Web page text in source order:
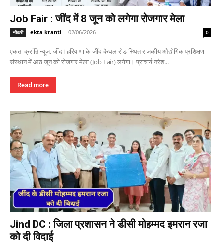
Job Fair : जींद में 8 जून को लगेगा रोजगार मेला
नौकरी ekta kranti - 02/06/2026 0
एकता क्रांति न्यूज, जींद।हरियाणा के जींद कैथल रोड स्थित राजकीय औद्योगिक प्रशिक्षण
संस्थान में आठ जून को रोजगार मेला (Job Fair) लगेगा। प्राचार्य नरेश...
Read more
Jind DC : जिला प्रशासन ने डीसी मोहम्मद इमरान रजा
को दी विदाई